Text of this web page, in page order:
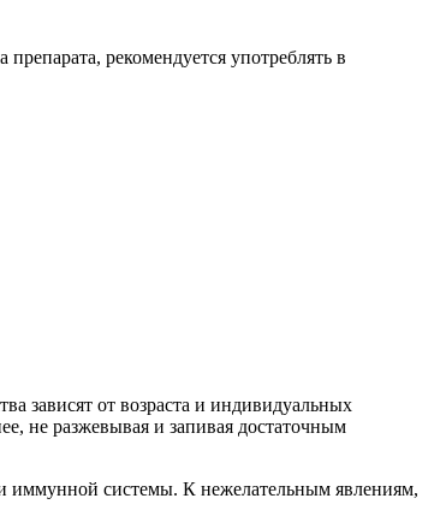
рекомендуется употреблять в
зависят от возраста и индивидуальных
не разжевывая и запивая достаточным
иммунной системы. К нежелательным явлениям,